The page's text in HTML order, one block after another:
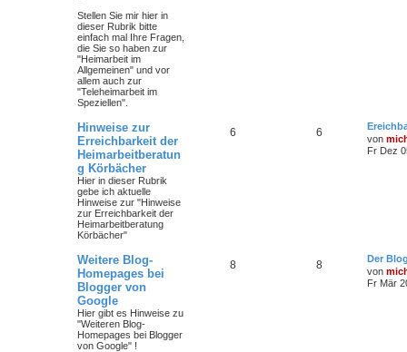
Stellen Sie mir hier in
dieser Rubrik bitte
einfach mal Ihre Fragen,
die Sie so haben zur
"Heimarbeit im
Allgemeinen" und vor
allem auch zur
"Teleheimarbeit im
Speziellen".
Hinweise zur
Erreichbarkeit der
Heimarbeitberatun
g Körbächer
Hier in dieser Rubrik
gebe ich aktuelle
Hinweise zur "Hinweise
zur Erreichbarkeit der
Heimarbeitberatung
Körbächer"
6 6
von
Fr Dez
Weitere Blog-
Homepages bei
Blogger von
Google
Hier gibt es Hinweise zu
"Weiteren Blog-
Homepages bei Blogger
von Google" !
8 8
Der
von
Fr Mär